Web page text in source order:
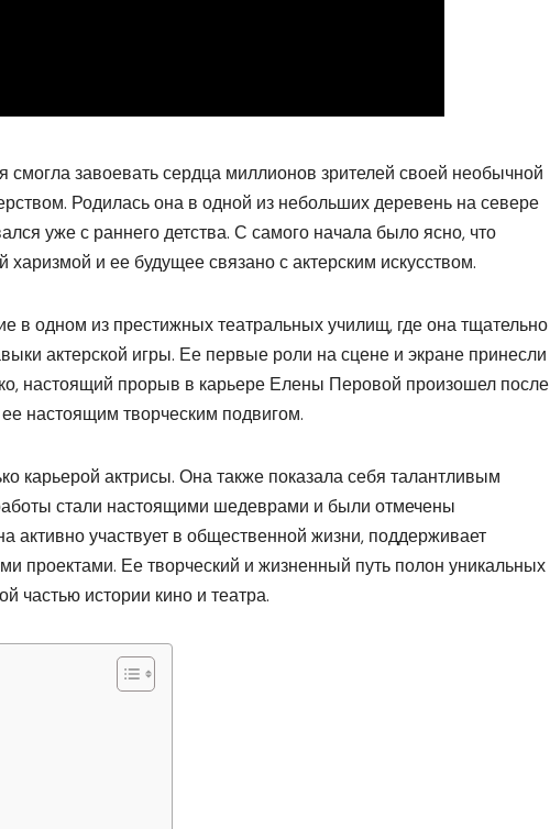
смогла завоевать сердца миллионов зрителей своей необычной
Родилась она в одной из небольших деревень на севере
уже с раннего детства. С самого начала было ясно, что
и ее будущее связано с актерским искусством.
в одном из престижных театральных училищ, где она тщательно
актерской игры. Ее первые роли на сцене и экране принесли
настоящий прорыв в карьере Елены Перовой произошел после
настоящим творческим подвигом.
карьерой актрисы. Она также показала себя талантливым
стали настоящими шедеврами и были отмечены
активно участвует в общественной жизни, поддерживает
проектами. Ее творческий и жизненный путь полон уникальных
частью истории кино и театра.